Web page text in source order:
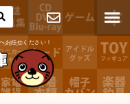
お任せください！
お問い合わ
せ